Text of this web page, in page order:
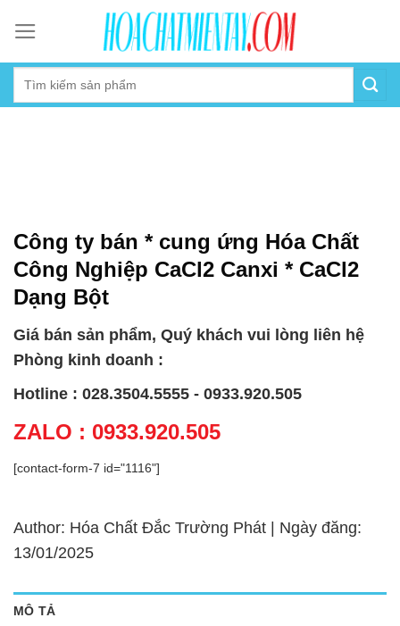
content
Công ty bán * cung ứng Hóa Chất
Công Nghiệp CaCl2 Canxi * CaCl2
Dạng Bột
Giá bán sản phẩm, Quý khách vui lòng liên hệ
Phòng kinh doanh :
Hotline : 028.3504.5555 - 0933.920.505
ZALO : 0933.920.505
[contact-form-7 id="1116"]
Author: Hóa Chất Đắc Trường Phát | Ngày đăng:
13/01/2025
MÔ TẢ